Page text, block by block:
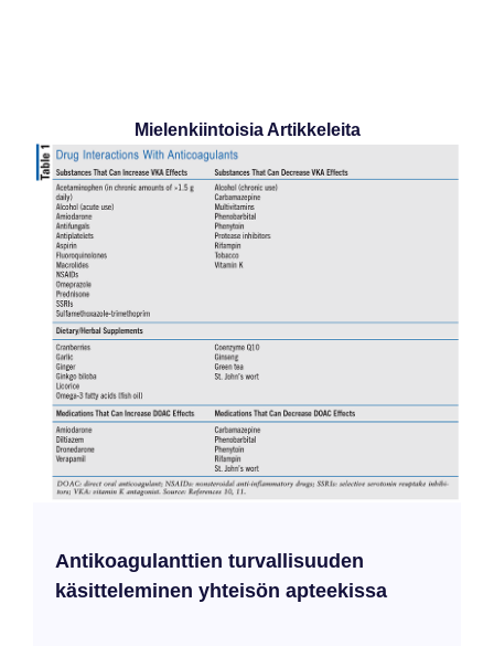
Mielenkiintoisia Artikkeleita
Antikoagulanttien turvallisuuden
käsitteleminen yhteisön apteekissa